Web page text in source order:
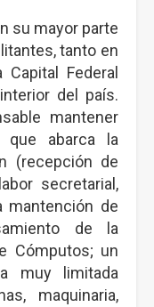
su mayor parte
tanto en
Federal
del país.
mantener
que abarca la
(recepción de
secretarial,
mantención de
de la
Cómputos; un
muy limitada
maquinaria,